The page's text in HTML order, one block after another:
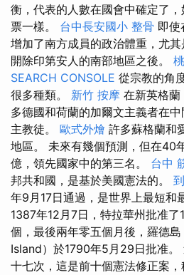
衡，代表的人數在國會中確定了
票一樣。 台中長安國小 整骨 即使
增加了南方成員的政治體重，尤
開除印第安人的南部地區之後。
SEARCH CONSOLE 從宗教的角
很多種類。 新竹 按摩 在新英格蘭
多德國和荷蘭的加爾文主義者在
主教徒。 歐式外燴 許多蘇格蘭和
地區。 未來有幾個預測，但在40
億，領先國家中的第三名。 台中
邦共和國，是基於美國憲法的。
年9月17日通過，是世界上最短和
1387年12月7日，特拉華州批准
個，最後兩年零五個月後，羅德
Island）於1790年5月29日批准。
十七次，這是前十個憲法修正案